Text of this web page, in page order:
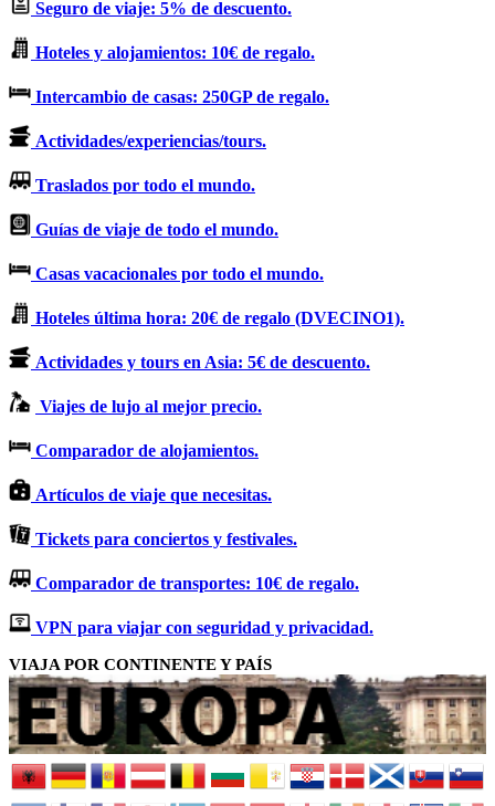
Seguro de viaje: 5% de descuento.
Hoteles y alojamientos: 10€ de regalo.
Intercambio de casas: 250GP de regalo.
Actividades/experiencias/tours.
Traslados por todo el mundo.
Guías de viaje de todo el mundo.
Casas vacacionales por todo el mundo.
Hoteles última hora: 20€ de regalo (DVECINO1).
Actividades y tours en Asia: 5€ de descuento.
Viajes de lujo al mejor precio.
Comparador de alojamientos.
Artículos de viaje que necesitas.
Tickets para conciertos y festivales.
Comparador de transportes: 10€ de regalo.
VPN para viajar con seguridad y privacidad.
VIAJA POR CONTINENTE Y PAÍS